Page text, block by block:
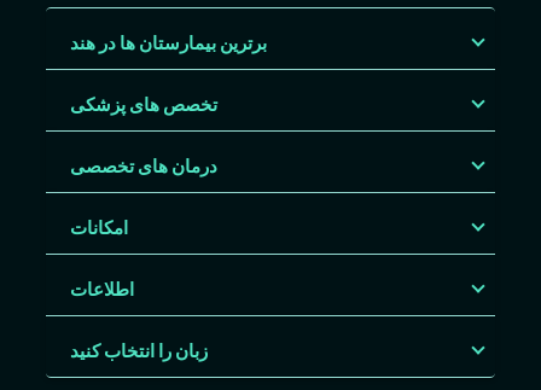
برترین بیمارستان ها در هند
تخصص های پزشکی
درمان های تخصصی
امکانات
اطلاعات
زبان را انتخاب کنید